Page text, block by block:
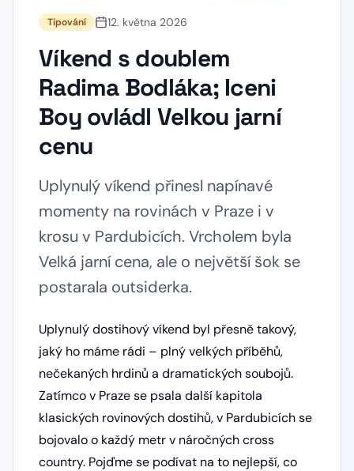
Tipování 12. května 2026
Víkend s doublem
Radima Bodláka; Iceni
Boy ovládl Velkou jarní
cenu
Uplynulý víkend přinesl napínavé
momenty na rovinách v Praze i v
krosu v Pardubicích. Vrcholem byla
Velká jarní cena, ale o největší šok se
postarala outsiderka.
Uplynulý dostihový víkend byl přesně takový,
jaký ho máme rádi – plný velkých příběhů,
nečekaných hrdinů a dramatických soubojů.
Zatímco v Praze se psala další kapitola
klasických rovinových dostihů, v Pardubicích se
bojovalo o každý metr v náročných cross
country. Pojďme se podívat na to nejlepší, co